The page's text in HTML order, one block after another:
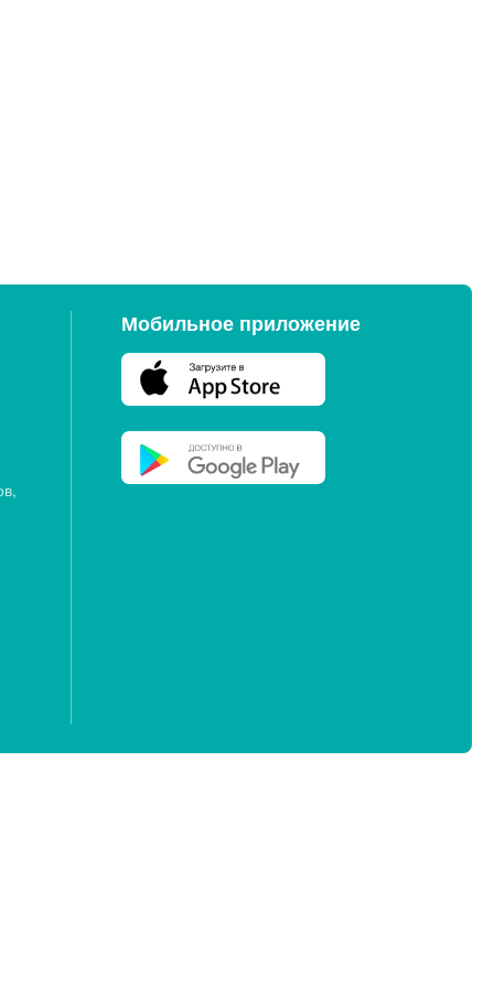
Мобильное приложение